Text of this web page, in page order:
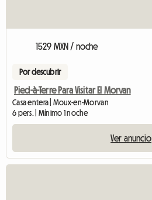
1529 MXN / noche
Por descubrir
Pied-à-Terre Para Visitar El Morvan
Casa entera | Moux-en-Morvan
6 pers. | Mínimo 1 noche
Ver anuncio